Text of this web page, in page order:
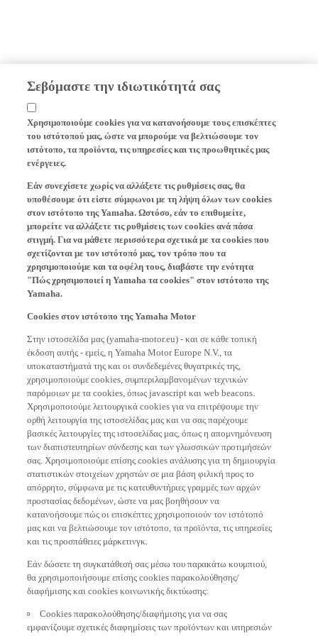
Σεβόμαστε την ιδιωτικότητά σας
Χρησιμοποιούμε cookies για να κατανοήσουμε τους επισκέπτες
του ιστότοπού μας, ώστε να μπορούμε να βελτιώσουμε τον
ιστότοπο, τα προϊόντα, τις υπηρεσίες και τις προωθητικές μας
ενέργειες.
Εάν συνεχίσετε χωρίς να αλλάξετε τις ρυθμίσεις σας, θα
υποθέσουμε ότι είστε σύμφωνοι με τη λήψη όλων των cookies
στον ιστότοπο της Yamaha. Ωστόσο, εάν το επιθυμείτε,
μπορείτε να αλλάξετε τις ρυθμίσεις των cookies ανά πάσα
στιγμή. Για να μάθετε περισσότερα σχετικά με τα cookies που
σχετίζονται με τον ιστότοπό μας, τον τρόπο που τα
χρησιμοποιούμε και τα οφέλη τους, διαβάστε την ενότητα
"Πώς χρησιμοποιεί η Yamaha τα cookies" στον ιστότοπο της
Yamaha.
Cookies στον ιστότοπο της Yamaha Motor
Στην ιστοσελίδα μας (yamaha-motor.eu) - και σε κάθε τοπική
έκδοση αυτής - εμείς, η Yamaha Motor Europe N.V., τα
υποκαταστήματά της και οι συνδεδεμένες θυγατρικές της,
χρησιμοποιούμε cookies, συμπεριλαμβανομένων τεχνικών
παρόμοιων με τα cookies, όπως javascript και web beacons.
Χρησιμοποιούμε λειτουργικά cookies για να επιτρέψουμε την
ορθή λειτουργία της ιστοσελίδας μας και να σας παρέχουμε
βασικές λειτουργίες της ιστοσελίδας μας, όπως η απομνημόνευση
των διαπιστευτηρίων σύνδεσης και των γλωσσικών προτιμήσεών
σας. Χρησιμοποιούμε επίσης cookies ανάλυσης για τη δημιουργία
στατιστικών στοιχείων χρηστών σε μια βάση φιλική προς το
απόρρητο, σύμφωνα με τις κατευθυντήριες γραμμές των αρχών
προστασίας δεδομένων, ώστε να μας βοηθήσουν να
κατανοήσουμε πώς οι επισκέπτες χρησιμοποιούν τον ιστότοπό
μας και να βελτιώσουμε τον ιστότοπο, τα προϊόντα, τις υπηρεσίες
και τις προσπάθειες μάρκετινγκ.
Εάν δώσετε τη συγκατάθεσή σας μέσω του παρακάτω κουμπιού,
θα χρησιμοποιήσουμε επίσης cookies παρακολούθησης/
διαφήμισης και cookies κοινωνικής δικτύωσης:
Cookies παρακολούθησης/διαφήμισης για να σας
εμφανίζουμε σχετικές διαφημίσεις των προϊόντων και υπηρεσιών